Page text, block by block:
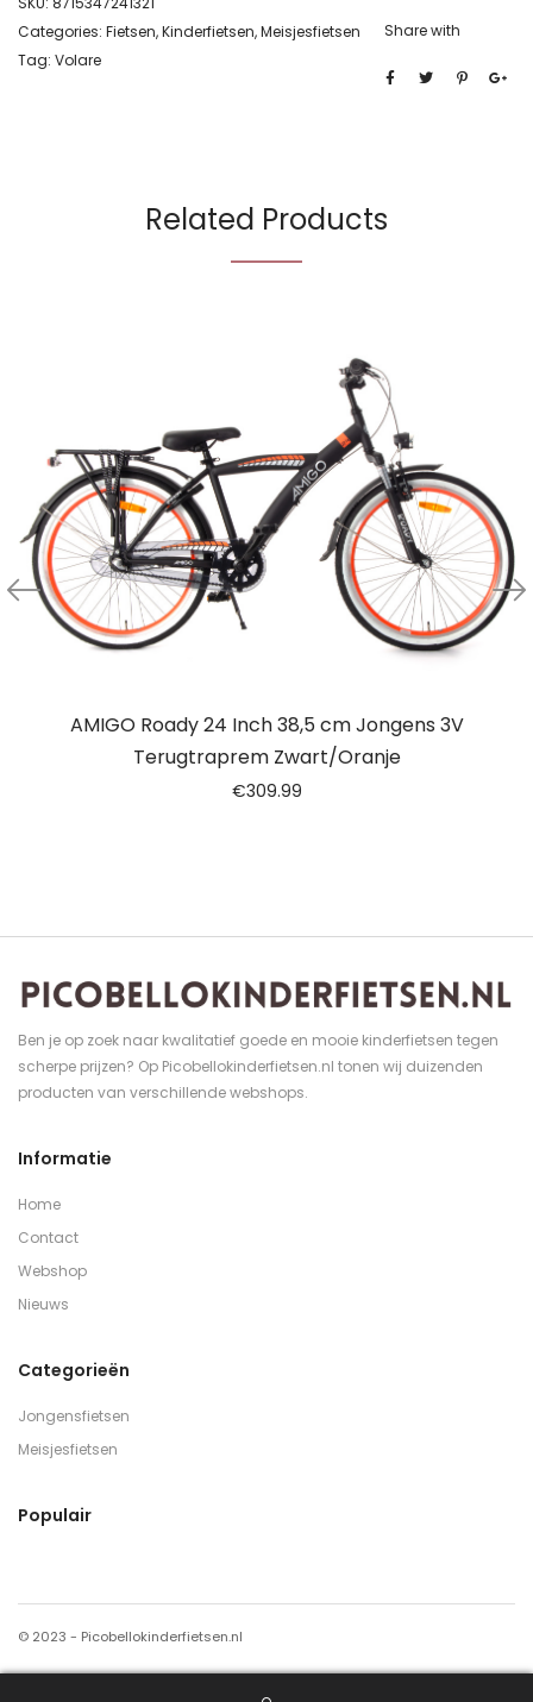
Categories: Fietsen,Kinderfietsen,Meisjesfietsen
Tag: Volare
Share with
Related Products
AMIGO Roady 24 Inch 38,5 cm Jongens 3V
Terugtraprem Zwart/Oranje
€309.99
Ben je op zoek naar kwalitatief goede en mooie kinderfietsen tegen
scherpe prijzen? Op Picobellokinderfietsen.nl tonen wij duizenden
producten van verschillende webshops.
Informatie
Home
Contact
Webshop
Nieuws
Categorieën
Jongensfietsen
Meisjesfietsen
Populair
© 2023 - Picobellokinderfietsen.nl